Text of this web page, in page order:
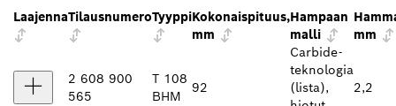
LaajennaTilausnumeroTyyppiKokonaispituus,
mm
Hampaan
malli
mm
2 608 900
565
T 108
BHM
92
Carbide-
teknologia
(lista),
2,2